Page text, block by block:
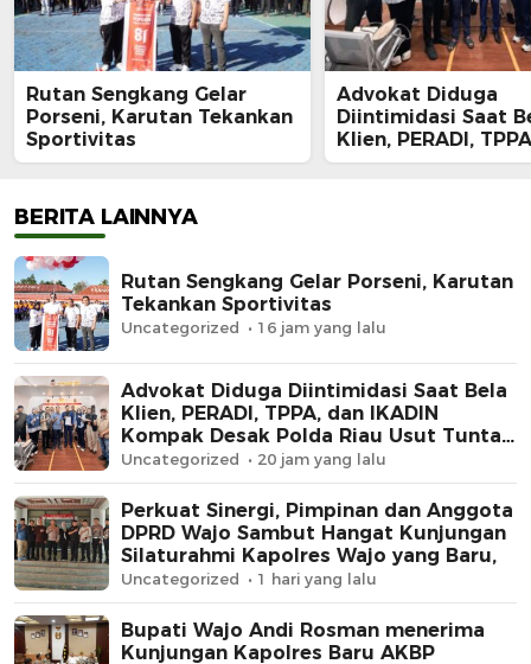
Rutan Sengkang Gelar
Porseni, Karutan Tekankan
Sportivitas
Advokat Diduga
Diintimidasi Saat
Klien, PERADI,
IKADIN Kompak
BERITA LAINNYA
Rutan Sengkang Gelar Porseni, Karutan
Tekankan Sportivitas
Uncategorized 16 jam yang lalu
Advokat Diduga Diintimidasi Saat Bela
Klien, PERADI, TPPA, dan IKADIN
Kompak Desak Polda Riau Usut Tuntas
Dugaan Premanisme
Uncategorized 20 jam yang lalu
Perkuat Sinergi, Pimpinan dan Anggota
DPRD Wajo Sambut Hangat Kunjungan
Silaturahmi Kapolres Wajo yang Baru,
Uncategorized 1 hari yang lalu
Bupati Wajo Andi Rosman menerima
Kunjungan Kapolres Baru AKBP